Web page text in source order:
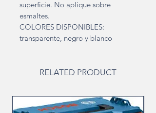
superficie. No aplique sobre
esmaltes.
COLORES DISPONIBLES:
transparente, negro y blanco
RELATED PRODUCT